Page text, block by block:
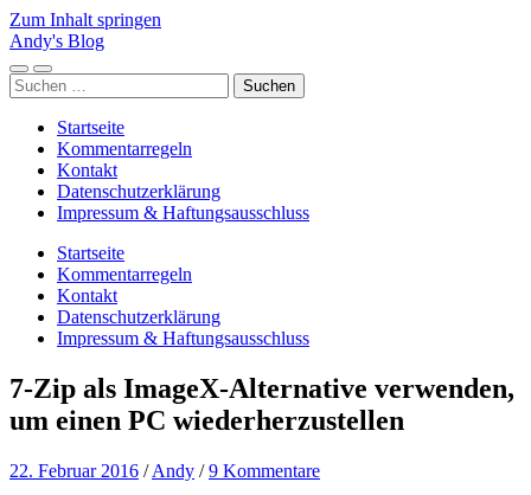
Zum Inhalt springen
Andy's Blog
Mobile-
Menü
Suchfeld
ein-/ausblenden
Suchen
nach:
Startseite
Kommentarregeln
Kontakt
Datenschutzerklärung
Impressum & Haftungsausschluss
Startseite
Kommentarregeln
Kontakt
Datenschutzerklärung
Impressum & Haftungsausschluss
7-Zip als ImageX-Alternative verwenden,
um einen PC wiederherzustellen
22. Februar 2016 /Andy /9 Kommentare